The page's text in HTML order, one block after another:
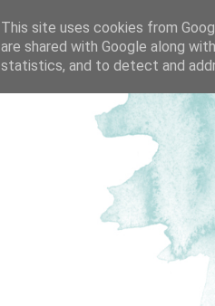
This site uses cookies from
are shared with Google along
statistics, and to detect and